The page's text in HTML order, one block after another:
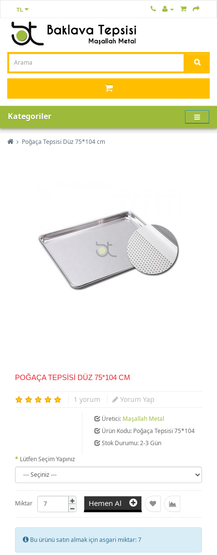
TL
Kategoriler
Poğaça Tepsisi Düz 75*104 cm
POĞAÇA TEPSISI DÜZ 75*104 CM
1 yorum Yorum Yap
Üretici: Maşallah Metal
Ürün Kodu: Poğaça Tepsisi 75*104
Stok Durumu: 2-3 Gün
Lütfen Seçim Yapınız
Miktar Hemen Al
Bu ürünü satın almak için asgari miktar: 7